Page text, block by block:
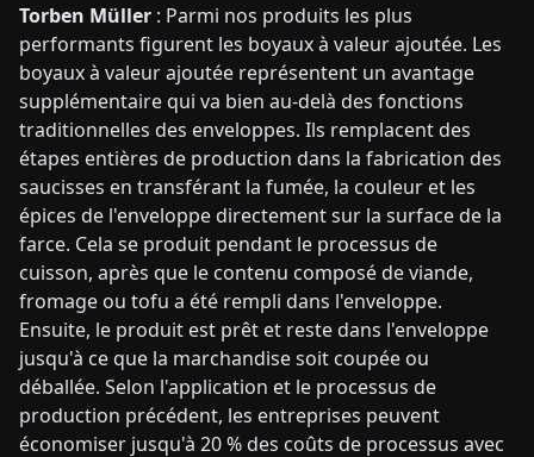
Torben Müller : Parmi nos produits les plus
performants figurent les boyaux à valeur ajoutée. Les
boyaux à valeur ajoutée représentent un avantage
supplémentaire qui va bien au-delà des fonctions
traditionnelles des enveloppes. Ils remplacent des
étapes entières de production dans la fabrication des
saucisses en transférant la fumée, la couleur et les
épices de l'enveloppe directement sur la surface de la
farce. Cela se produit pendant le processus de
cuisson, après que le contenu composé de viande,
fromage ou tofu a été rempli dans l'enveloppe.
Ensuite, le produit est prêt et reste dans l'enveloppe
jusqu'à ce que la marchandise soit coupée ou
déballée. Selon l'application et le processus de
production précédent, les entreprises peuvent
économiser jusqu'à 20 % des coûts de processus avec